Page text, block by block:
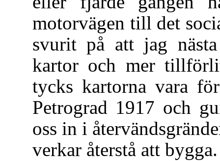
motorvägen till det
svurit på att jag
kartor och mer
tycks kartorna vara
Petrograd 1917 och
oss in i
verkar återstå att bygga.